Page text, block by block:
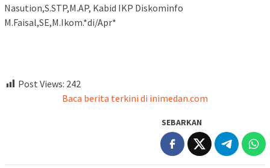
Nasution,S.STP,M.AP, Kabid IKP Diskominfo
M.Faisal,SE,M.Ikom.*di/Apr*
Post Views: 242
Baca berita terkini di inimedan.com
SEBARKAN